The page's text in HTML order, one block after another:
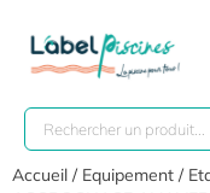
Accueil / Equipement /